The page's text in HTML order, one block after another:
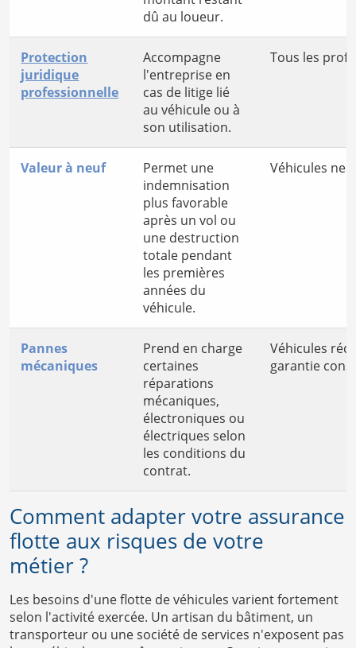
dû au loueur.
Protection
juridique
professionnelle
Accompagne
l'entreprise en
cas de litige lié
au véhicule ou à
son utilisation.
Tous les
Valeur à neuf
Permet une
indemnisation
plus favorable
après un vol ou
une destruction
totale pendant
les premières
années du
véhicule.
Véhicules
Pannes
mécaniques
Prend en charge
certaines
réparations
mécaniques,
électroniques ou
électriques selon
les conditions du
contrat.
Véhicules
garantie
Comment adapter votre assurance
flotte aux risques de votre
métier ?
Les besoins d'une flotte de véhicules varient fortement
selon l'activité exercée. Un artisan du bâtiment, un
transporteur ou une société de services n'exposent pas